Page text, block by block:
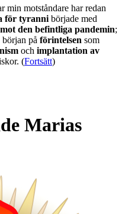
min motståndare har redan
för tyranni började med
den befintliga pandemin;
början på förintelsen som
och implantation av
(Fortsätt)
Marias